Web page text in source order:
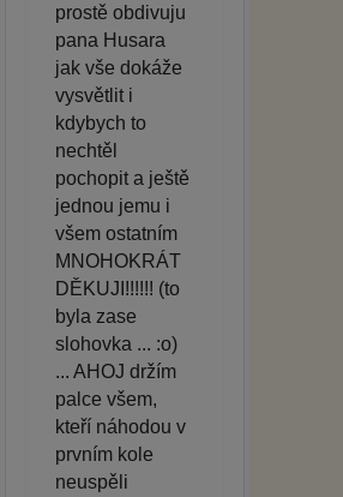
prostě obdivuju
pana Husara
jak vše dokáže
vysvětlit i
kdybych to
nechtěl
pochopit a ještě
jednou jemu i
všem ostatním
MNOHOKRÁT
DĚKUJI!!!!!! (to
byla zase
slohovka ... :o)
... AHOJ držím
palce všem,
kteří náhodou v
prvním kole
neuspěli